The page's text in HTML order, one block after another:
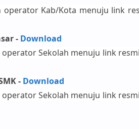
Kab/Kota menuju link
- Download
Sekolah menuju link
- Download
Sekolah menuju link